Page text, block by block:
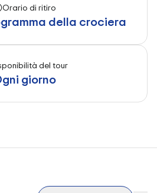
Orario di ritiro
della crociera
del tour
giorno